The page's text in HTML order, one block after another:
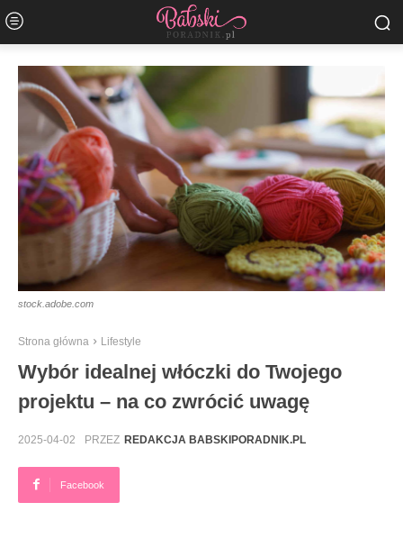
stock.adobe.com
Strona główna Lifestyle
Wybór idealnej włóczki do Twojego
projektu – na co zwrócić uwagę
2025-04-02 PRZEZ REDAKCJA BABSKIPORADNIK.PL
Facebook